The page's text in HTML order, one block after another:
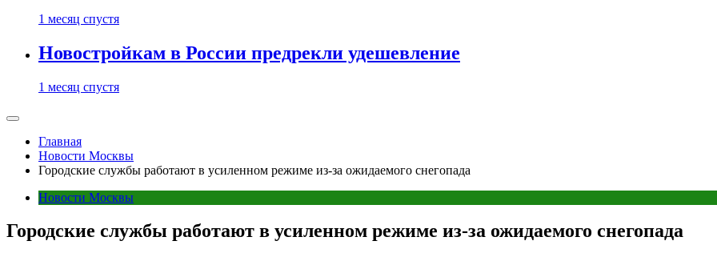
1 месяц спустя
Новостройкам в России предрекли удешевление
1 месяц спустя
Главная
Новости Москвы
Городские службы работают в усиленном режиме из-за ожидаемого снегопада
Новости Москвы
Городские службы работают в усиленном режиме из-за ожидаемого снегопада